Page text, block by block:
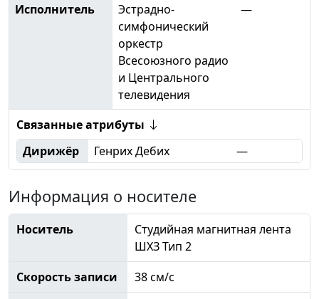
Исполнитель
Эстрадно-
симфонический
оркестр
Всесоюзного радио
и Центрального
телевидения
—
Связанные атрибуты
Дирижёр
Генрих Дебих —
Информация о носителе
Носитель
Студийная магнитная лента
ШХЗ Тип 2
Скорость записи
38 см/с